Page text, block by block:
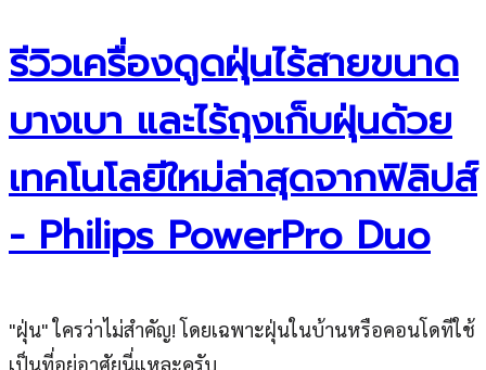
รีวิวเครื่องดูดฝุ่นไร้สายขนาด
บางเบา และไร้ถุงเก็บฝุ่นด้วย
เทคโนโลยีใหม่ล่าสุดจากฟิลิปส์
- Philips PowerPro Duo
"ฝุ่น" ใครว่าไม่สำคัญ! โดยเฉพาะฝุ่นในบ้านหรือคอนโดทีใช้
เป็นที่อยู่อาศัยนี่แหละครับ